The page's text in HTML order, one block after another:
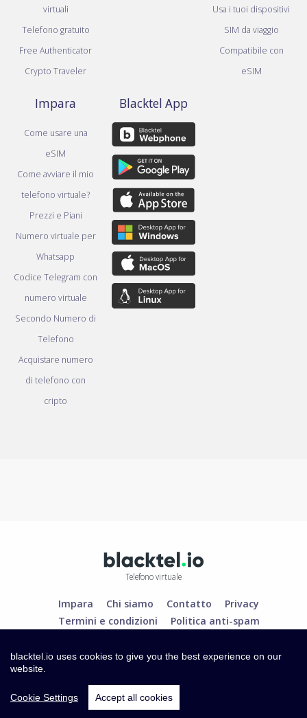
virtuali
Telefono gratuito
Free Authenticator
Crypto Traveler
Usa i tuoi dispositivi
SIM da viaggio
Compatibile con
eSIM
Impara
Come usare una
eSIM
Come avviare il mio
telefono virtuale?
Prezzi e Piani
Numero virtuale per
Whatsapp
Codice Telegram con
numero virtuale
Secondo Numero di
Telefono
Acquistare numero
di telefono con
cripto
Blacktel App
Telefono virtuale
Impara Chi siamo Contatto
Privacy
Termini e condizioni
Politica anti-spam
blacktel.io uses cookies to give you the best experience on our
website.
Cookie Settings Accept all cookies